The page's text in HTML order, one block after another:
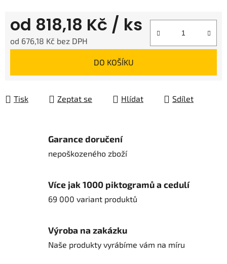
od 818,18 Kč / ks
od 676,18 Kč bez DPH
DO KOŠÍKU
Tisk Zeptat se Hlídat Sdílet
Garance doručení
nepoškozeného zboží
Více jak 1000 piktogramů a cedulí
69 000 variant produktů
Výroba na zakázku
Naše produkty vyrábíme vám na míru